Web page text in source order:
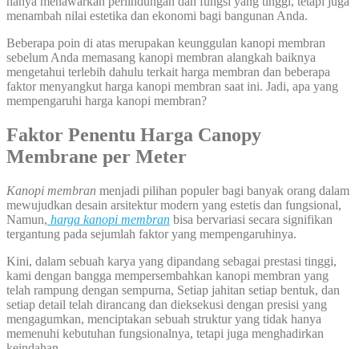
menambah nilai estetika dan ekonomi bagi bangunan Anda.
Beberapa poin di atas merupakan keunggulan kanopi membran
sebelum Anda memasang kanopi membran alangkah baiknya
mengetahui terlebih dahulu terkait harga membran dan beberapa
faktor menyangkut harga kanopi membran saat ini. Jadi, apa yang
mempengaruhi harga kanopi membran?
Faktor Penentu Harga Canopy
Membrane per Meter
Kanopi membran menjadi pilihan populer bagi banyak orang dalam
mewujudkan desain arsitektur modern yang estetis dan fungsional,
Namun, harga kanopi membran bisa bervariasi secara signifikan
tergantung pada sejumlah faktor yang mempengaruhinya.
Kini, dalam sebuah karya yang dipandang sebagai prestasi tinggi,
kami dengan bangga mempersembahkan kanopi membran yang
telah rampung dengan sempurna, Setiap jahitan setiap bentuk, dan
setiap detail telah dirancang dan dieksekusi dengan presisi yang
mengagumkan, menciptakan sebuah struktur yang tidak hanya
memenuhi kebutuhan fungsionalnya, tetapi juga menghadirkan